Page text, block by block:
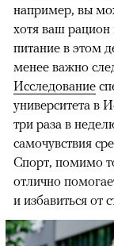
например, вы
хотя ваш
питание в этом
менее важно
Исследование
университета в
три раза в
самочувствия
Спорт, помимо
отлично
и избавиться от